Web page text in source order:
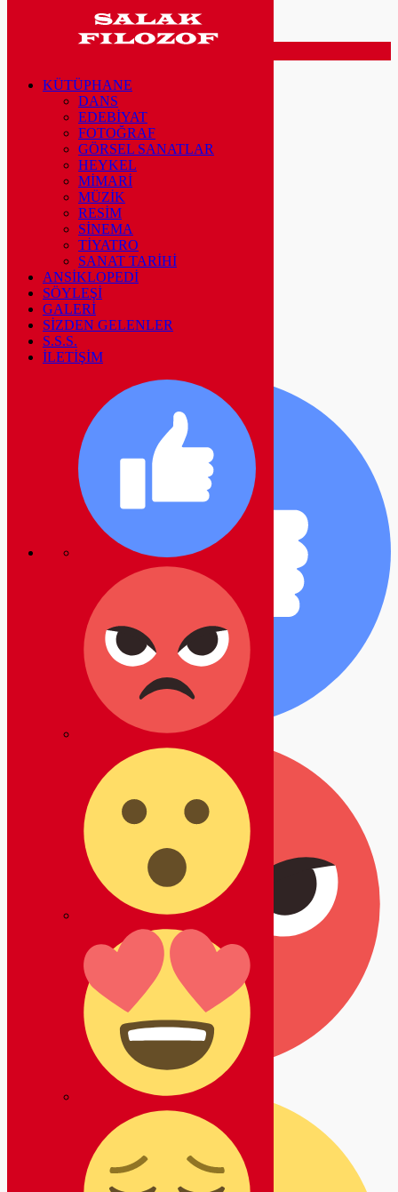
KÜTÜPHANE
DANS
EDEBİYAT
FOTOĞRAF
GÖRSEL SANATLAR
HEYKEL
MİMARİ
MÜZİK
RESİM
SİNEMA
TİYATRO
SANAT TARİHİ
ANSİKLOPEDİ
SÖYLEŞİ
GALERİ
SİZDEN GELENLER
S.S.S.
İLETİŞİM
KÜTÜPHANE
DANS
EDEBİYAT
FOTOĞRAF
GÖRSEL SANATLAR
HEYKEL
MİMARİ
MÜZİK
RESİM
SİNEMA
TİYATRO
SANAT TARİHİ
ANSİKLOPEDİ
SÖYLEŞİ
GALERİ
SİZDEN GELENLER
S.S.S.
İLETİŞİM